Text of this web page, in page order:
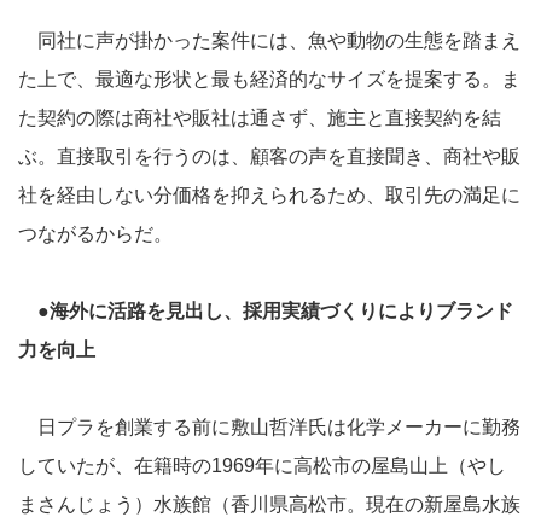
同社に声が掛かった案件には、魚や動物の生態を踏まえ
た上で、最適な形状と最も経済的なサイズを提案する。ま
た契約の際は商社や販社は通さず、施主と直接契約を結
ぶ。直接取引を行うのは、顧客の声を直接聞き、商社や販
社を経由しない分価格を抑えられるため、取引先の満足に
つながるからだ。
●海外に活路を見出し、採用実績づくりによりブランド
力を向上
日プラを創業する前に敷山哲洋氏は化学メーカーに勤務
していたが、在籍時の1969年に高松市の屋島山上（やし
まさんじょう）水族館（香川県高松市。現在の新屋島水族